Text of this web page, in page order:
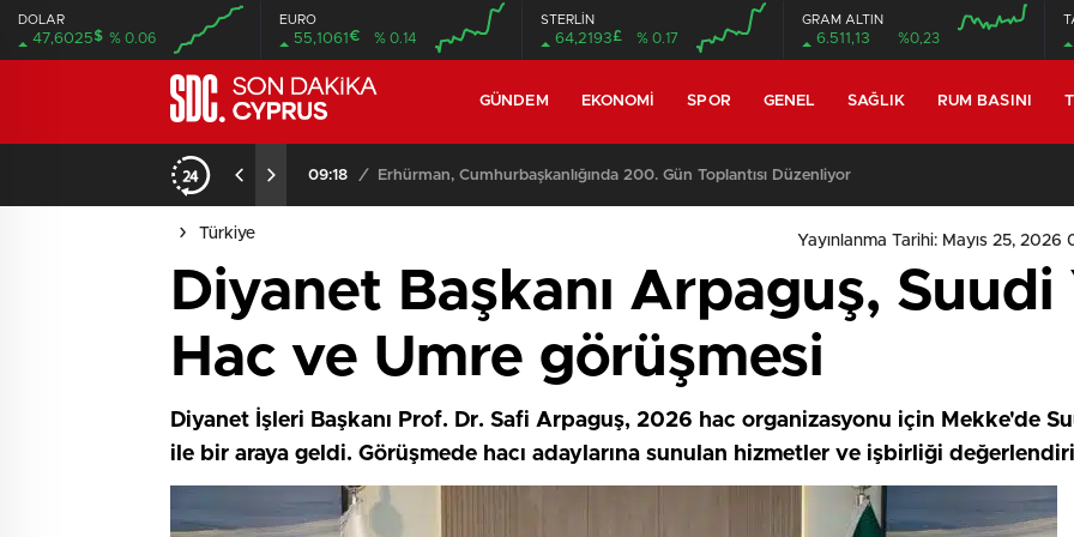
DOLAR
47,6025$ % 0.06
EURO
55,1061€ % 0.14
STERLİN
64,2193£ % 0.17
GRAM ALTIN
6.511,13 %0,23
GÜNDEM EKONOMI SPOR GENEL SAĞLIK RUM BASINI
09:11 / Meclis, yasama gündemiyle yeniden toplanıyor
Türkiye Yayınlanma Tarihi: Mayıs 25, 2026
Diyanet Başkanı Arpaguş,
Hac ve Umre görüşmesi
Diyanet İşleri Başkanı Prof. Dr. Safi Arpaguş, 2026 hac organizasyonu için Mekke'de
ile bir araya geldi. Görüşmede hacı adaylarına sunulan hizmetler ve işbirliği